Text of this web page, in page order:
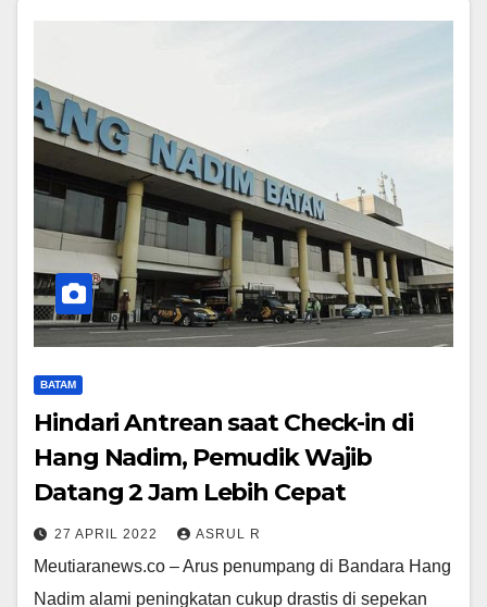
BATAM
Hindari Antrean saat Check-in di
Hang Nadim, Pemudik Wajib
Datang 2 Jam Lebih Cepat
27 APRIL 2022 ASRUL R
Meutiaranews.co – Arus penumpang di Bandara Hang
Nadim alami peningkatan cukup drastis di sepekan